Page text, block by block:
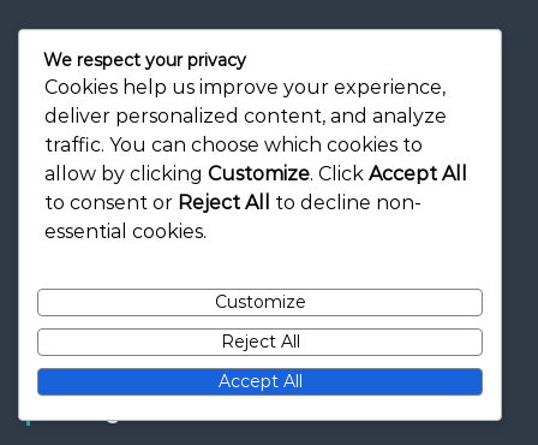
Informații legale
Contactează-ne
Povestea noastră
Acordul utilizatorului
We respect your privacy
Cookies help us improve your experience,
deliver personalized content, and analyze
traffic. You can choose which cookies to
allow by clicking Customize. Click Accept All
to consent or Reject All
to decline non-
essential cookies.
Customize
Reject All
Accept All